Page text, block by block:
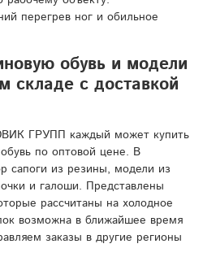
перегрев ног и обильное
обувь и модели
складе с доставкой
ГРУПП каждый может купить
по оптовой цене. В
сапоги из резины, модели из
и галоши. Представлены
рассчитаны на холодное
возможна в ближайшее время
заказы в другие регионы